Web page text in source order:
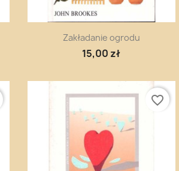
Szybki podgląd
Zakładanie ogrodu
15,00 zł
favorite_border